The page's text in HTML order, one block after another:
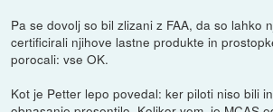
Pa se dovolj so bil zlizani z FAA, da so lahko
certificirali njihove lastne produkte in
porocali: vse OK.
Kot je Petter lepo povedal: ker piloti niso bili